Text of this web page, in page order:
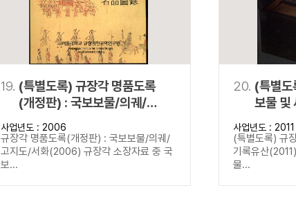
19. (특별도록) 규장각 명품도록
(개정판) : 국보보물/의궤/
고지도/서화
사업년도 : 2006
규장각 명품도록(개정판) : 국보보물/의궤/
고지도/서화(2006) 규장각 소장자료 중 국
보...
20. (특별도
보물 및
사업년도 : 2011
(특별도록) 규
기록유산
물...